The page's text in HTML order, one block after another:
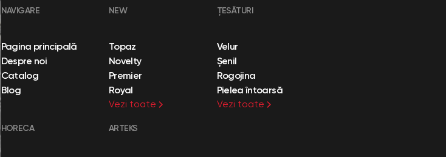
NAVIGARE
Pagina principală
Despre noi
Catalog
Blog
NEW
Topaz
Novelty
Premier
Royal
Vezi toate
ȚESĂTURI
Velur
Șenil
Rogojina
Pielea întoarsă
Vezi toate
HORECA ARTEKS